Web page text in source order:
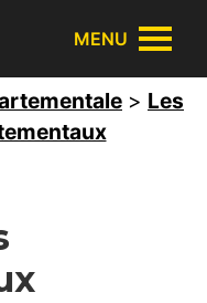
MENU
> Les